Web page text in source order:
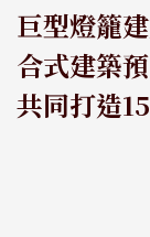
巨型燈籠
合式建築
共同打造